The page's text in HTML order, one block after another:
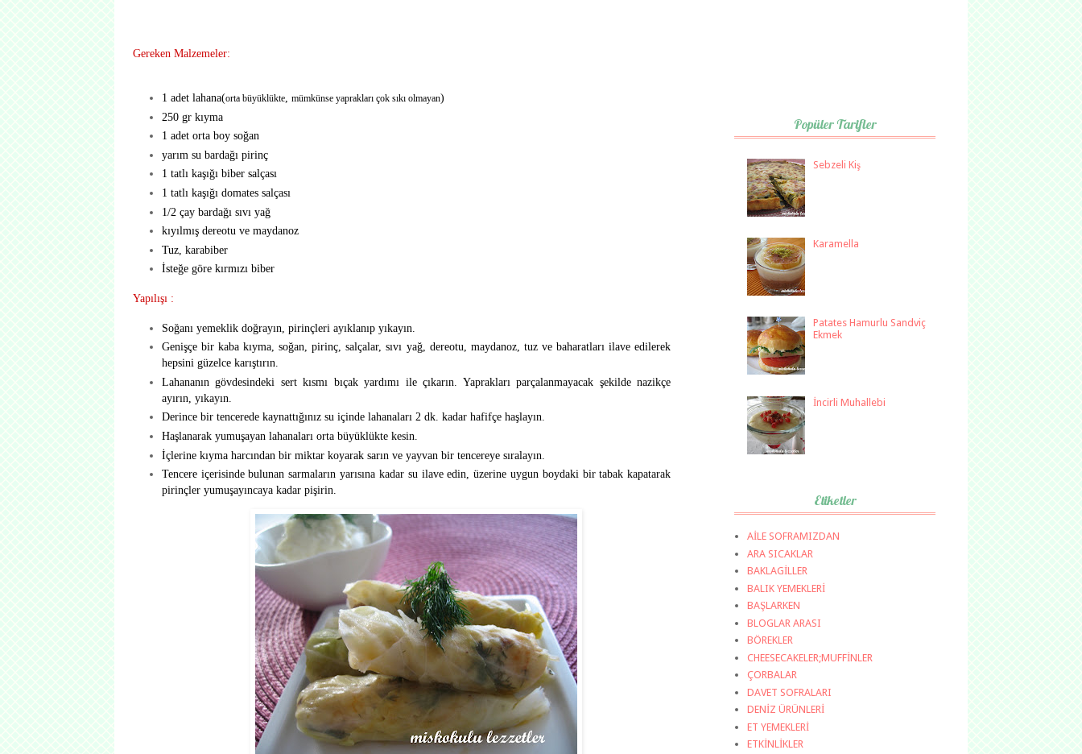
Gereken Malzemeler:
1 adet lahana(orta büyüklükte, mümkünse yaprakları çok sıkı olmayan)
250 gr kıyma
1 adet orta boy soğan
yarım su bardağı pirinç
1 tatlı kaşığı biber salçası
1 tatlı kaşığı domates salçası
1/2 çay bardağı sıvı yağ
kıyılmış dereotu ve maydanoz
Tuz, karabiber
İsteğe göre kırmızı biber
Yapılışı :
Soğanı yemeklik doğrayın, pirinçleri ayıklanıp yıkayın.
Genişçe bir kaba kıyma, soğan, pirinç, salçalar, sıvı yağ, dereotu, maydanoz, tuz ve baharatları ilave edilerek
hepsini güzelce karıştırın.
Lahananın gövdesindeki sert kısmı bıçak yardımı ile çıkarın. Yaprakları parçalanmayacak şekilde nazikçe
ayırın, yıkayın.
Derince bir tencerede kaynattığınız su içinde lahanaları 2 dk. kadar hafifçe haşlayın.
Haşlanarak yumuşayan lahanaları orta büyüklükte kesin.
İçlerine kıyma harcından bir miktar koyarak sarın ve yayvan bir tencereye sıralayın.
Tencere içerisinde bulunan sarmaların yarısına kadar su ilave edin, üzerine uygun boydaki bir tabak kapatarak
pirinçler yumuşayıncaya kadar pişirin.
Popüler Tarifler
Sebzeli Kiş
Karamella
Patates Hamurlu Sandviç
Ekmek
İncirli Muhallebi
Etiketler
AİLE SOFRAMIZDAN
ARA SICAKLAR
BAKLAGİLLER
BALIK YEMEKLERİ
BAŞLARKEN
BLOGLAR ARASI
BÖREKLER
CHEESECAKELER;MUFFİNLER
ÇORBALAR
DAVET SOFRALARI
DENİZ ÜRÜNLERİ
ET YEMEKLERİ
ETKİNLİKLER